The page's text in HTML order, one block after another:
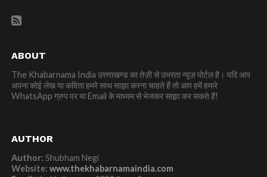
ABOUT
The Khabarnama India उत्तराखण्ड का तेज़ी से उभरता न्यूज़ पोर्टल है। यदि आप
अपना कोई लेख या कविता हमरे साथ साझा करना चाहते हैं तो आप हमें हमारे
WhatsApp ग्रुप पर या Email के माध्यम से भेजकर साझा कर सकते हैं!
AUTHOR
Author: Shubham Negi
Website: www.thekhabarnamaindia.com